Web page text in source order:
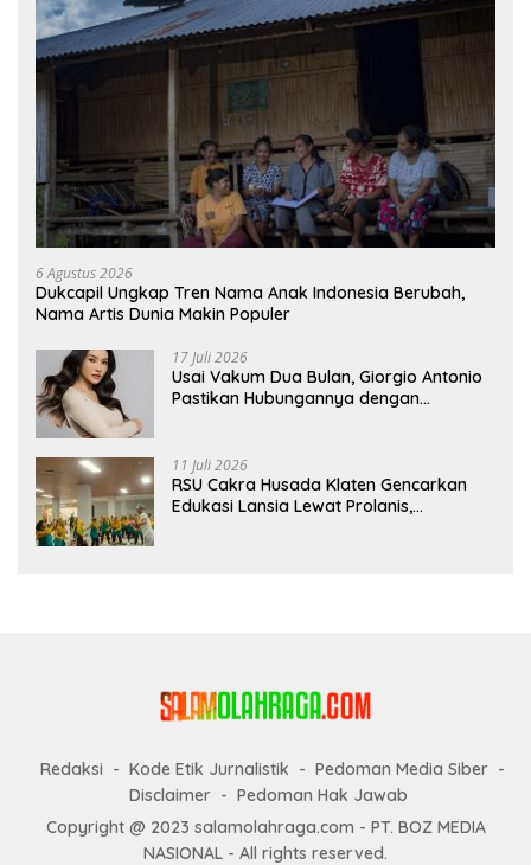
6 Agustus 2026
Dukcapil Ungkap Tren Nama Anak Indonesia Berubah,
Nama Artis Dunia Makin Populer
17 Juli 2026
Usai Vakum Dua Bulan, Giorgio Antonio
Pastikan Hubungannya dengan
11 Juli 2026
RSU Cakra Husada Klaten Gencarkan
Edukasi Lansia Lewat Prolanis,
Redaksi Kode Etik Jurnalistik
Pedoman Media Siber
Disclaimer
Pedoman Hak Jawab
Copyright @ 2023 salamolahraga.com - PT. BOZ MEDIA
NASIONAL - All rights reserved.